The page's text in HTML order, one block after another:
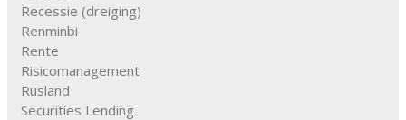
Recessie (dreiging)
Renminbi
Rente
Risicomanagement
Rusland
Securities Lending